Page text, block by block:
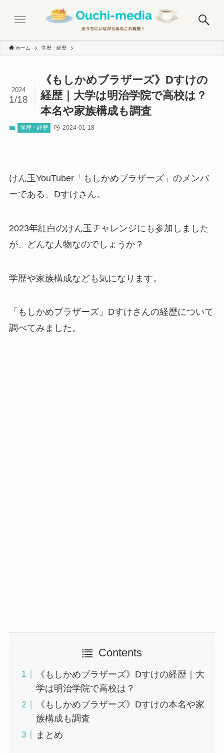
ホーム 学歴・経歴
《もしかめブラザーズ》Dすけの
経歴｜大学は明治学院で高校は？
本名や家族構成も調査
2024
1/18
学歴・経歴 2024-01-18
けん玉YouTuber「もしかめブラザーズ」のメンバ
ーである、Dすけさん。
2023年紅白のけん玉チャレンジにも参加しました
が、どんな人物なのでしょうか？
学歴や家族構成なども気になります。
「もしかめブラザーズ」Dすけさんの経歴について
調べてみました。
Contents
《もしかめブラザーズ》Dすけの経歴｜大
学は明治学院で高校は？
《もしかめブラザーズ》Dすけの本名や家
族構成も調査
まとめ